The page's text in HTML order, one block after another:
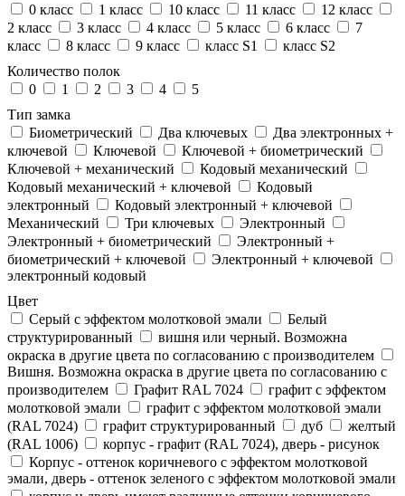
0 класс
1 класс 10 класс 11 класс
12 класс
2 класс
3 класс 4 класс 5 класс 6 класс
7
класс
8 класс 9 класс класс S1
класс S2
Количество полок
0
1 2 3 4
5
Тип замка
Биометрический
Два ключевых
Два электронныx +
ключевой
Ключевой
Ключевой + биометрический
Ключевой + механический
Кодовый механический
Кодовый механический + ключевой
Кодовый
электронный
Кодовый электронный + ключевой
Механический
Три ключевых
Электронный
Электронный + биометрический
Электронный +
биометрический + ключевой
Электронный + ключевой
электронный кодовый
Цвет
Cерый с эффектом молотковой эмали
Белый
структурированный
вишня или черный. Возможна
окраска в другие цвета по согласованию с производителем
Вишня. Возможна окраска в другие цвета по согласованию с
производителем
Графит RAL 7024
графит с эффектом
молотковой эмали
графит с эффектом молотковой эмали
(RAL 7024)
графит структурированный дуб
желтый
(RAL 1006)
корпус - графит (RAL 7024), дверь - рисунок
Корпус - оттенок коричневого с эффектом молотковой
эмали, дверь - оттенок зеленого с эффектом молотковой эмали